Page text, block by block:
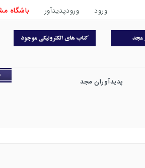
ورود ورودپدیدآور باشگاه
پدیدآوران مجد